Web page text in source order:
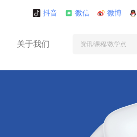
抖音 微信 微博
关于我们